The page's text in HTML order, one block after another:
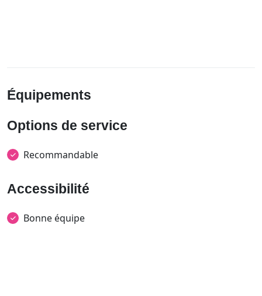
Équipements
Options de service
Recommandable
Accessibilité
Bonne équipe